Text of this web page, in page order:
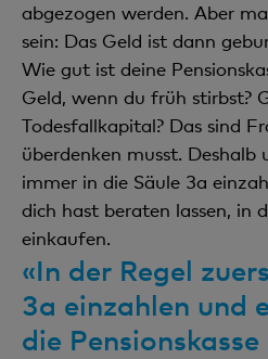
abgezogen werden. Aber
sein: Das Geld ist dann
Wie gut ist deine
Geld, wenn du früh stirbst?
Todesfallkapital? Das sind
überdenken musst. Deshalb
immer in die Säule 3a
dich hast beraten lassen, in
einkaufen.
«In der Regel
3a einzahlen und
die